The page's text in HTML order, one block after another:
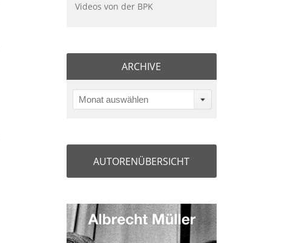
Videos von der BPK
ARCHIVE
Monat auswählen
AUTORENÜBERSICHT